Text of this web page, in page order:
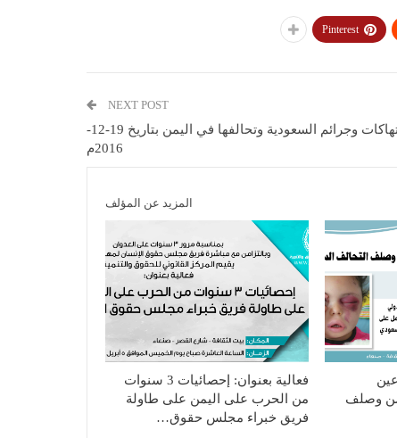
Pinterest
NEXT POST
انتهاكات وجرائم السعودية وتحالفها في اليمن بتاريخ 19-12-
2016م
المزيد عن المؤلف
وصلف
فعالية بعنوان: إحصائيات 3 سنوات
من الحرب على اليمن على طاولة
فريق خبراء مجلس حقوق…